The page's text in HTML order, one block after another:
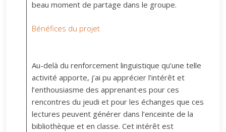
beau moment de partage dans le groupe.
Bénéfices du projet
Au-delà du renforcement linguistique qu’une telle
activité apporte, j’ai pu apprécier l’intérêt et
l’enthousiasme des apprenant·es pour ces
rencontres du jeudi et pour les échanges que ces
lectures peuvent générer dans l’enceinte de la
bibliothèque et en classe. Cet intérêt est